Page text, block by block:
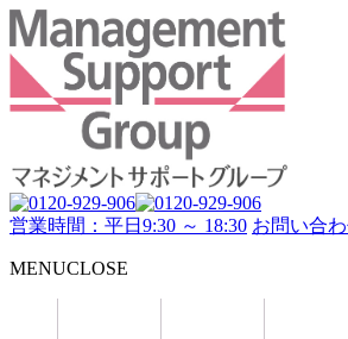
営業時間：平日9:30 ～ 18:30 お問い合
MENUCLOSE